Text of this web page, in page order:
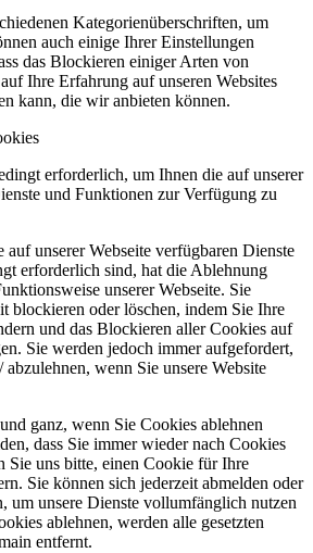
Kategorienüberschriften, um
auch einige Ihrer Einstellungen
das Blockieren einiger Arten von
Ihre Erfahrung auf unseren Websites
kann, die wir anbieten können.
erforderlich, um Ihnen die auf unserer
und Funktionen zur Verfügung zu
unserer Webseite verfügbaren Dienste
erforderlich sind, hat die Ablehnung
unserer Webseite. Sie
blockieren oder löschen, indem Sie Ihre
und das Blockieren aller Cookies auf
Sie werden jedoch immer aufgefordert,
wenn Sie unsere Website
ganz, wenn Sie Cookies ablehnen
dass Sie immer wieder nach Cookies
Sie uns bitte, einen Cookie für Ihre
Sie können sich jederzeit abmelden oder
um unsere Dienste vollumfänglich nutzen
ablehnen, werden alle gesetzten
entfernt.